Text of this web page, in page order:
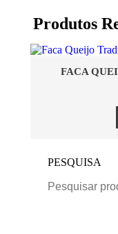
Produtos
FACA
PESQUISA
Pesquisar